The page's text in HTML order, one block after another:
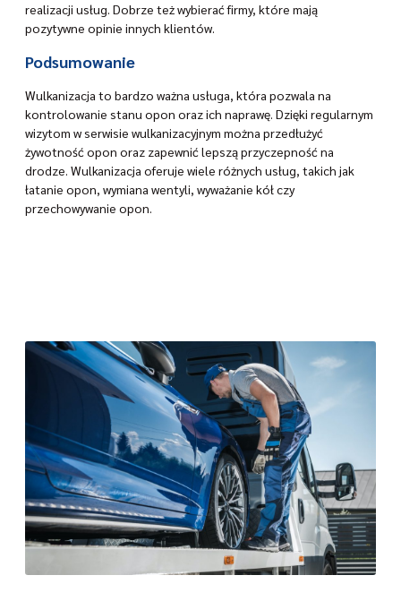
realizacji usług. Dobrze też wybierać firmy, które mają
pozytywne opinie innych klientów.
Podsumowanie
Wulkanizacja to bardzo ważna usługa, która pozwala na
kontrolowanie stanu opon oraz ich naprawę. Dzięki regularnym
wizytom w serwisie wulkanizacyjnym można przedłużyć
żywotność opon oraz zapewnić lepszą przyczepność na
drodze. Wulkanizacja oferuje wiele różnych usług, takich jak
łatanie opon, wymiana wentyli, wyważanie kół czy
przechowywanie opon.